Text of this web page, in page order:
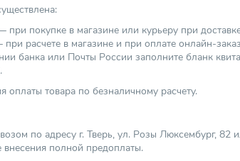
при покупке в магазине или курьеру при
расчете в магазине и при оплате онлайн-
банка или Почты России заполните бланк
товара по безналичному расчету.
по адресу г. Тверь, ул. Розы Люксембург, 82
внесения полной предоплаты.